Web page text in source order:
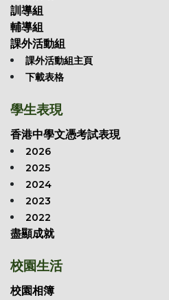
訓導組
輔導組
課外活動組
課外活動組主頁
下載表格
學生表現
香港中學文憑考試表現
2026
2025
2024
2023
2022
盡顯成就
校園生活
校園相簿